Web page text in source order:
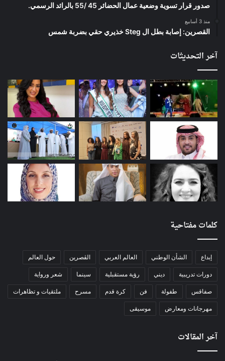
صدور قرار تسوية وضعية عمال الحضائر 45 /55 بالرائد الرسمي.
منذ 3 أسابيع
القصرين: إصابة بطل ال Steg خذيري حقي بضربة شمس
آخر التحديثات
كلمات مفتاحية
إبداع الشأن الوطني العالم العربي الڨصرين حول العالم
دورات تدريبية ديني رؤية مستقبلية سينما شعر ورواية
صفاقس طفولة فن كرة قدم مسرح ملتقيات و تظاهرات
مهرجانات ومعارض موسيقى
آخر المقالات